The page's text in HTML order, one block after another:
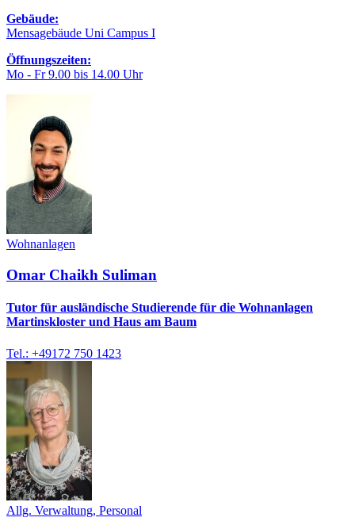
Gebäude:
Mensagebäude Uni Campus I
Öffnungszeiten:
Mo - Fr 9.00 bis 14.00 Uhr
Wohnanlagen
Omar Chaikh Suliman
Tutor für ausländische Studierende für die Wohnanlagen
Martinskloster und Haus am Baum
Tel.: +49172 750 1423
Allg. Verwaltung, Personal